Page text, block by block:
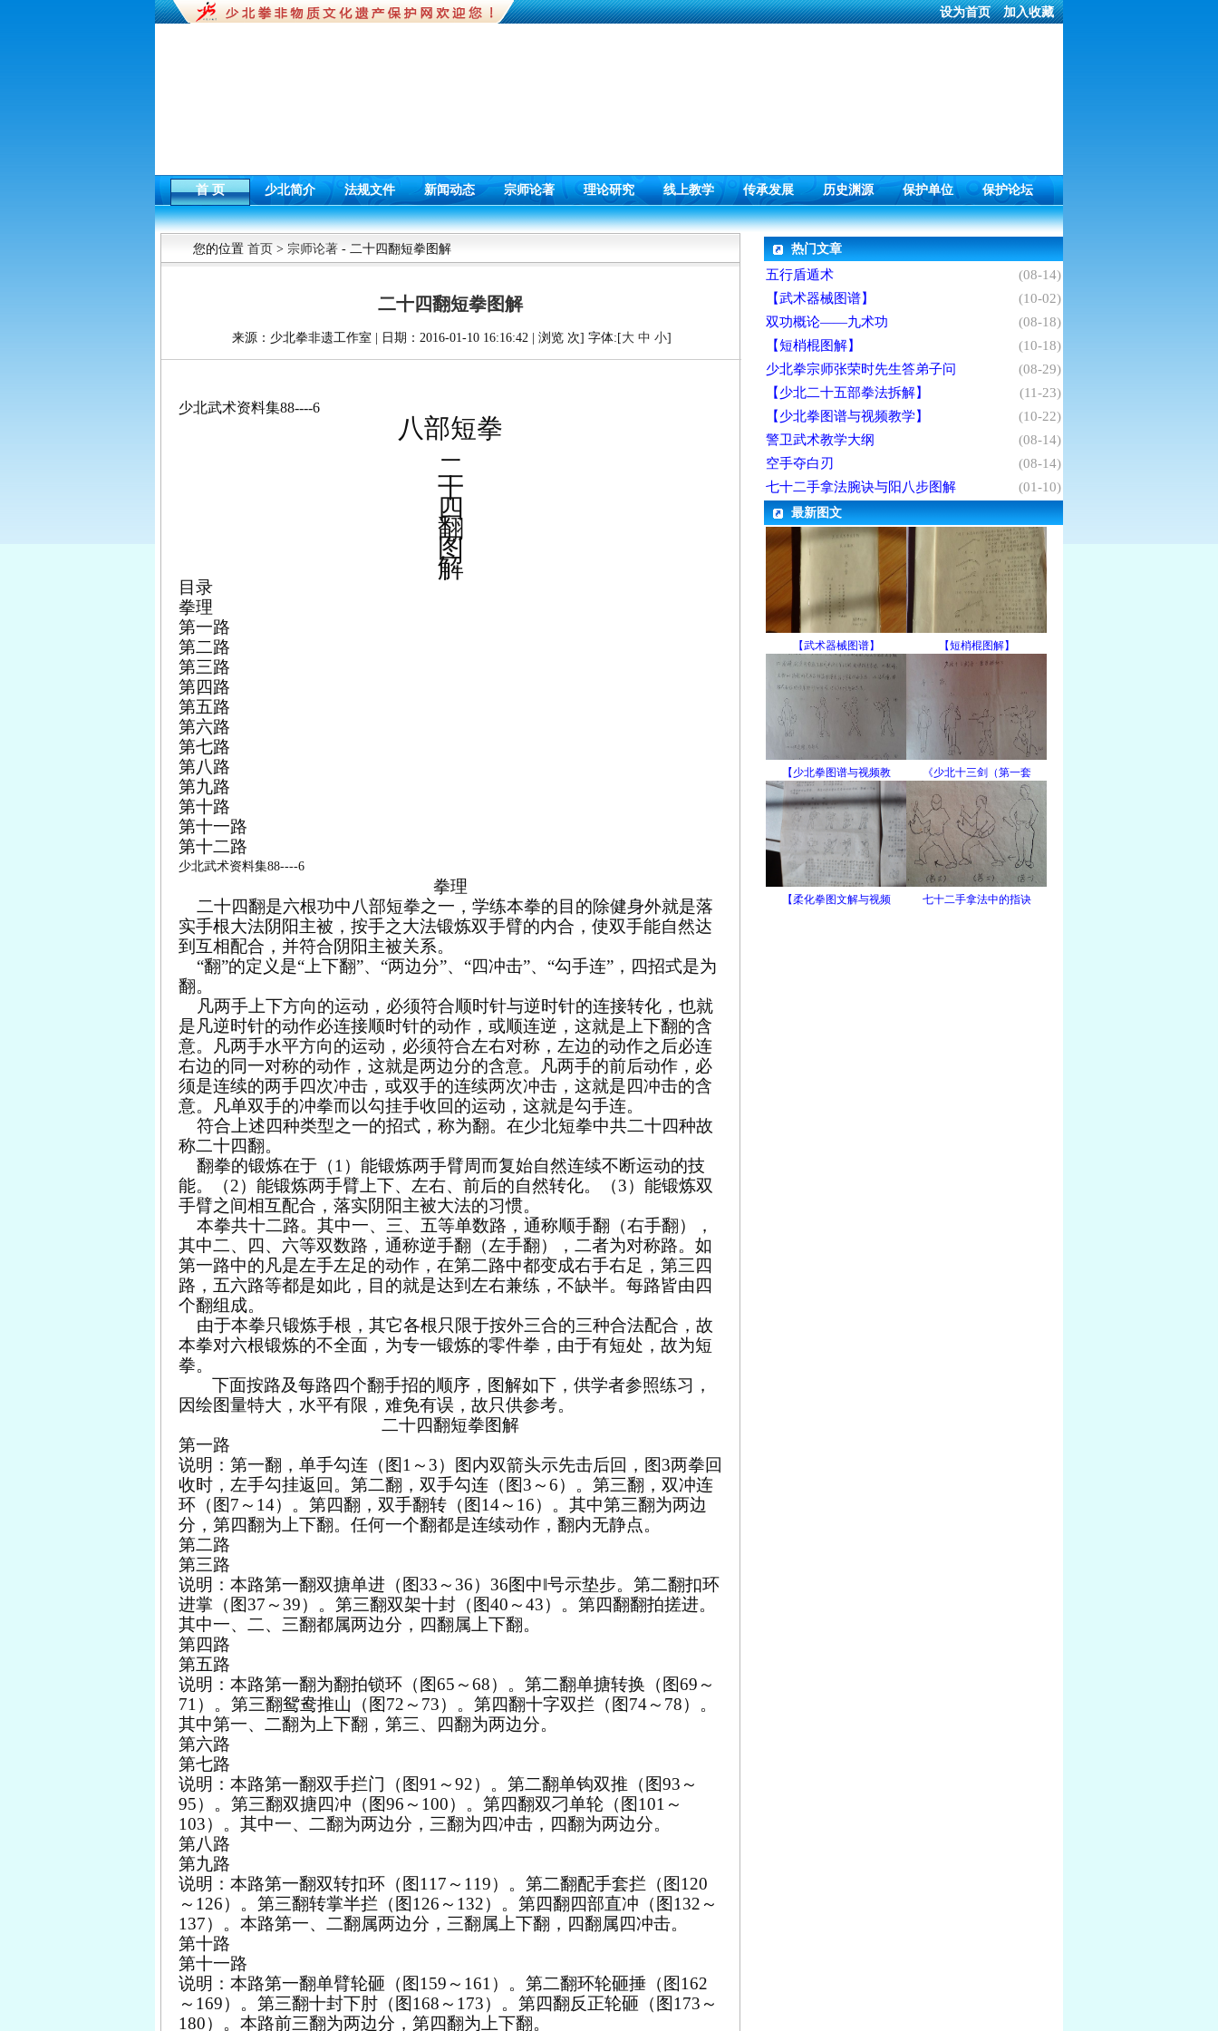
设为首页 加入收藏
首 页 少北简介 法规文件 新闻动态 宗师论著 理论研究 线上教学 传承发展 历史渊源 保护单位 保护论坛
您的位置 首页 > 宗师论著 - 二十四翻短拳图解
二十四翻短拳图解
来源：少北拳非遗工作室 | 日期：2016-01-10 16:16:42 | 浏览 次] 字体:[大 中 小]
少北武术资料集88----6
八部短拳
二
十
四
翻
图
解
目录
拳理
第一路
第二路
第三路
第四路
第五路
第六路
第七路
第八路
第九路
第十路
第十一路
第十二路
少北武术资料集88----6
拳理
二十四翻是六根功中八部短拳之一，学练本拳的目的除健身外就是落
实手根大法阴阳主被，按手之大法锻炼双手臂的内合，使双手能自然达
到互相配合，并符合阴阳主被关系。
“翻”的定义是“上下翻”、“两边分”、“四冲击”、“勾手连”，四招式是为
翻。
凡两手上下方向的运动，必须符合顺时针与逆时针的连接转化，也就
是凡逆时针的动作必连接顺时针的动作，或顺连逆，这就是上下翻的含
意。凡两手水平方向的运动，必须符合左右对称，左边的动作之后必连
右边的同一对称的动作，这就是两边分的含意。凡两手的前后动作，必
须是连续的两手四次冲击，或双手的连续两次冲击，这就是四冲击的含
意。凡单双手的冲拳而以勾挂手收回的运动，这就是勾手连。
符合上述四种类型之一的招式，称为翻。在少北短拳中共二十四种故
称二十四翻。
翻拳的锻炼在于（1 ）能锻炼两手臂周而复始自然连续不断运动的技
能。（2）能锻炼两手臂上下、左右、前后的自然转化。（3）能锻炼双
手臂之间相互配合，落实阴阳主被大法的习惯。
本拳共十二路。其中一、三、五等单数路，通称顺手翻（右手翻），
其中二、四、六等双数路，通称逆手翻（左手翻），二者为对称路。如
第一路中的凡是左手左足的动作，在第二路中都变成右手右足，第三四
路，五六路等都是如此，目的就是达到左右兼练，不缺半。每路皆由四
个翻组成。
由于本拳只锻炼手根，其它各根只限于按外三合的三种合法配合，故
本拳对六根锻炼的不全面，为专一锻炼的零件拳，由于有短处，故为短
拳。
下面按路及每路四个翻手招的顺序，图解如下，供学者参照练习，
因绘图量特大，水平有限，难免有误，故只供参考。
二十四翻短拳图解
第一路
说明：第一翻，单手勾连（图1 ～ 3）图内双箭头示先击后回，图3两拳回
收时，左手勾挂返回。第二翻，双手勾连（图3 ～6）。第三翻，双冲连
环（图7 ～ 14）。第四翻，双手翻转（图14～ 16）。其中第三翻为两边
分，第四翻为上下翻。任何一个翻都是连续动作，翻内无静点。
第二路
第三路
说明：本路第一翻双搪单进（图33 ～ 36） 36图中‖号示垫步。第二翻扣环
进掌（图37 ～ 39）。第三翻双架十封（图40 ～43）。第四翻翻拍搓进。
其中一、二、三翻都属两边分，四翻属上下翻。
第四路
第五路
说明：本路第一翻为翻拍锁环（图65 ～68）。第二翻单搪转换（图69 ～
71 ）。第三翻鸳鸯推山（图72 ～ 73）。第四翻十字双拦（图74～ 78）。
其中第一、二翻为上下翻，第三、四翻为两边分。
第六路
第七路
说明：本路第一翻双手拦门（图91 ～92）。第二翻单钩双推（图93 ～
95）。第三翻双搪四冲（图96 ～ 100）。第四翻双刁单轮（图101 ～
103）。其中一、二翻为两边分，三翻为四冲击，四翻为两边分。
第八路
第九路
说明：本路第一翻双转扣环（图117 ～ 119）。第二翻配手套拦（图120
～ 126）。第三翻转掌半拦（图126 ～ 132）。第四翻四部直冲（图132 ～
137）。本路第一、二翻属两边分，三翻属上下翻，四翻属四冲击。
第十路
第十一路
说明：本路第一翻单臂轮砸（图159 ～ 161 ）。第二翻环轮砸捶（图162
～ 169）。第三翻十封下肘（图168 ～ 173）。第四翻反正轮砸（图173 ～
180）。本路前三翻为两边分，第四翻为上下翻。
热门文章
五行盾遁术
(08-14)
【武术器械图谱】
(10-02)
双功概论——九术功
(08-18)
【短梢棍图解】
(10-18)
少北拳宗师张荣时先生答弟子问
(08-29)
【少北二十五部拳法拆解】
(11-23)
【少北拳图谱与视频教学】
(10-22)
警卫武术教学大纲
(08-14)
空手夺白刃
(08-14)
七十二手拿法腕诀与阳八步图解
(01-10)
最新图文
【武术器械图谱】 【短梢棍图解】
【少北拳图谱与视频教 《少北十三剑（第一套
【柔化拳图文解与视频 七十二手拿法中的指诀